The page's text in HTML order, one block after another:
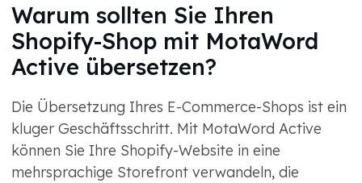
Warum sollten Sie Ihren
Shopify-Shop mit MotaWord
Active übersetzen?
Die Übersetzung Ihres E-Commerce-Shops ist ein
kluger Geschäftsschritt. Mit MotaWord Active
können Sie Ihre Shopify-Website in eine
mehrsprachige Storefront verwandeln, die